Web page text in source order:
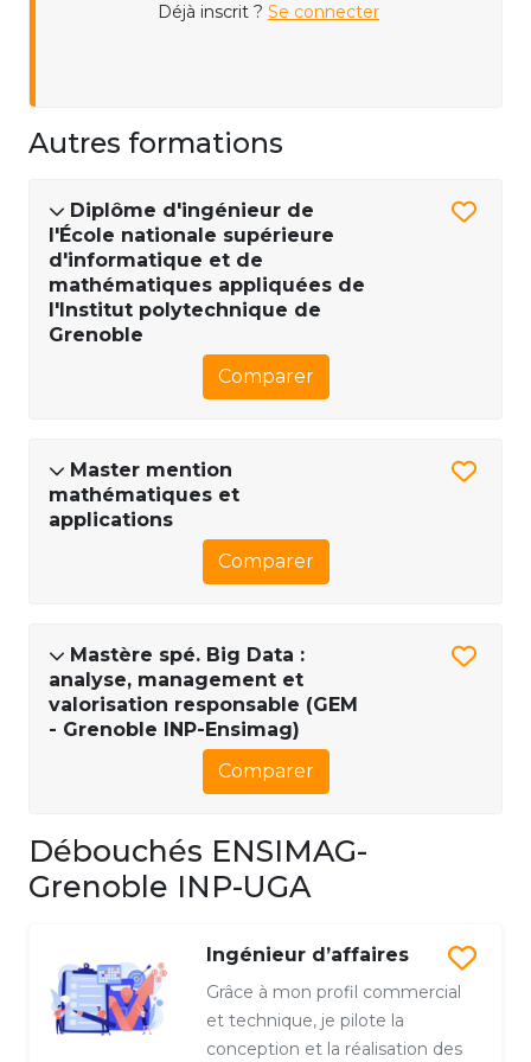
Déjà inscrit ? Se connecter
Autres formations
Diplôme d'ingénieur de
l'École nationale supérieure
d'informatique et de
mathématiques appliquées de
l'Institut polytechnique de
Grenoble
Comparer
Master mention
mathématiques et
applications
Comparer
Mastère spé. Big Data :
analyse, management et
valorisation responsable (GEM
- Grenoble INP-Ensimag)
Comparer
Débouchés ENSIMAG-
Grenoble INP-UGA
Ingénieur d’affaires
Grâce à mon profil commercial
et technique, je pilote la
conception et la réalisation des